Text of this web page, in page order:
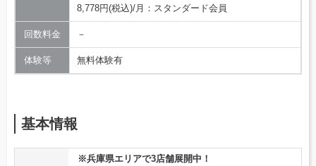
8,778円(税込)/月：スタンダード会員
回数料金 －
体験等 無料体験有
基本情報
※兵庫県エリアで3店舗展開中！